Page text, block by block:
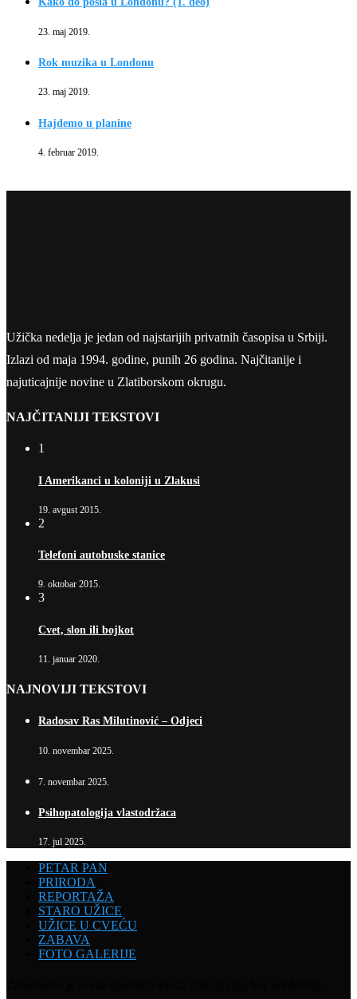
23. maj 2019.
Rok muzika u Londonu
23. maj 2019.
Hajdemo u planine
4. februar 2019.
Užička nedelja je jedan od najstarijih privatnih časopisa u Srbiji.
Izlazi od maja 1994. godine, punih 26 godina. Najčitanije i
najuticajnije novine u Zlatiborskom okrugu.
NAJČITANIJI TEKSTOVI
1
I Amerikanci u koloniji u Zlakusi
19. avgust 2015.
2
Telefoni autobuske stanice
9. oktobar 2015.
3
Cvet, slon ili bojkot
11. januar 2020.
NAJNOVIJI TEKSTOVI
Radosav Ras Milutinović – Odjeci
10. novembar 2025.
7. novembar 2025.
Psihopatologija vlastodržaca
17. jul 2025.
PETAR PAN
PRIRODA
REPORTAŽA
STARO UŽICE
UŽICE U CVEĆU
ZABAVA
FOTO GALERIJE